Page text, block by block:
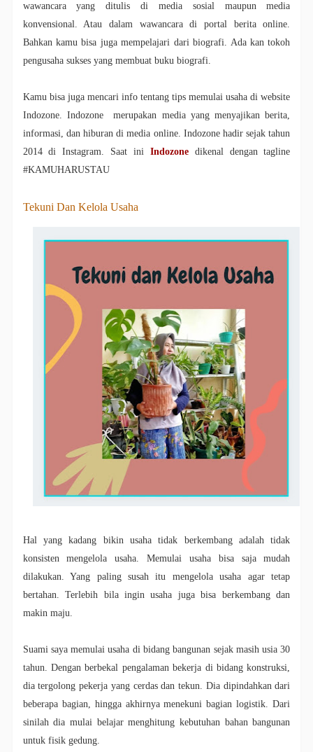
wawancara yang ditulis di media sosial maupun media
konvensional. Atau dalam wawancara di portal berita online.
Bahkan kamu bisa juga mempelajari dari biografi. Ada kan tokoh
pengusaha sukses yang membuat buku biografi.
Kamu bisa juga mencari info tentang tips memulai usaha di website
Indozone. Indozone merupakan media yang menyajikan berita,
informasi, dan hiburan di media online. Indozone hadir sejak tahun
2014 di Instagram. Saat ini Indozonedikenal dengan tagline
#KAMUHARUSTAU
Tekuni Dan Kelola Usaha
Hal yang kadang bikin usaha tidak berkembang adalah tidak
konsisten mengelola usaha. Memulai usaha bisa saja mudah
dilakukan. Yang paling susah itu mengelola usaha agar tetap
bertahan. Terlebih bila ingin usaha juga bisa berkembang dan
makin maju.
Suami saya memulai usaha di bidang bangunan sejak masih usia 30
tahun. Dengan berbekal pengalaman bekerja di bidang konstruksi,
dia tergolong pekerja yang cerdas dan tekun. Dia dipindahkan dari
beberapa bagian, hingga akhirnya menekuni bagian logistik. Dari
sinilah dia mulai belajar menghitung kebutuhan bahan bangunan
untuk fisik gedung.